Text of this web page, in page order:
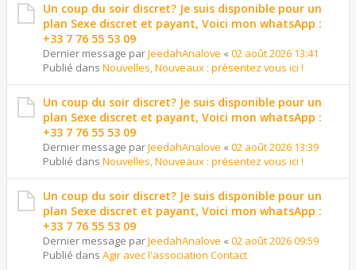
Un coup du soir discret? Je suis disponible pour un
plan Sexe discret et payant, Voici mon whatsApp :
+33 7 76 55 53 09
Dernier message parJeedahAnalove « 02 août 2026 13:41
Publié dans Nouvelles, Nouveaux : présentez vous ici !
Un coup du soir discret? Je suis disponible pour un
plan Sexe discret et payant, Voici mon whatsApp :
+33 7 76 55 53 09
Dernier message parJeedahAnalove « 02 août 2026 13:39
Publié dans Nouvelles, Nouveaux : présentez vous ici !
Un coup du soir discret? Je suis disponible pour un
plan Sexe discret et payant, Voici mon whatsApp :
+33 7 76 55 53 09
Dernier message parJeedahAnalove « 02 août 2026 09:59
Publié dans Agir avec l'association Contact